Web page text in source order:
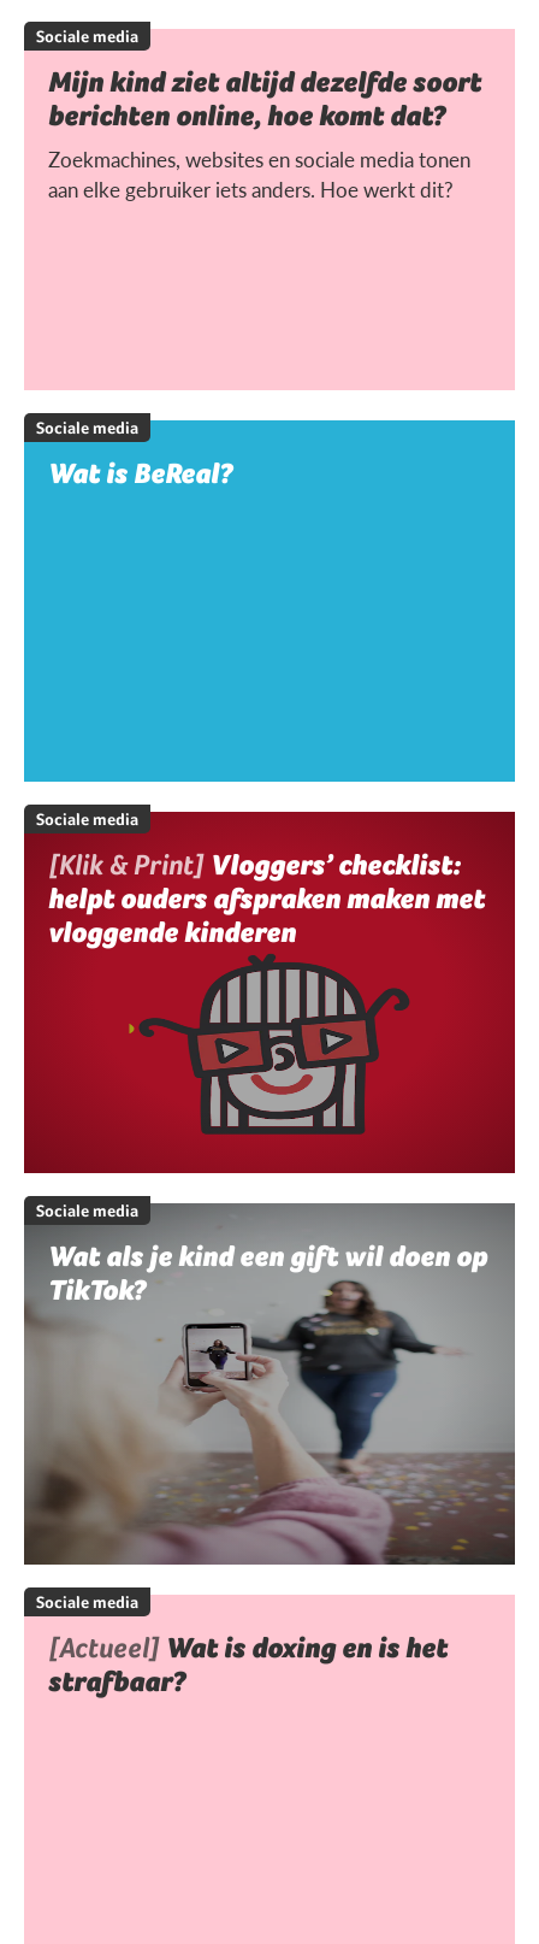
Sociale media
Mijn kind ziet altijd dezelfde soort
berichten online, hoe komt dat?
Zoekmachines, websites en sociale media tonen
aan elke gebruiker iets anders. Hoe werkt dit?
Sociale media
Wat is BeReal?
Sociale media
[Klik & Print] Vloggers’ checklist:
helpt ouders afspraken maken met
vloggende kinderen
Sociale media
Wat als je kind een gift wil doen op
TikTok?
Sociale media
[Actueel] Wat is doxing en is het
strafbaar?